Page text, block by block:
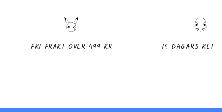
FRI FRAKT ÖVER 499 KR 14 DAGARS